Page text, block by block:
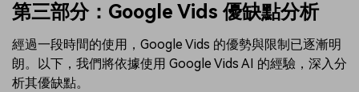
第三部分：Google Vids 優缺點分析
經過一段時間的使用，Google Vids 的優勢與限制已逐漸明
朗。以下，我們將依據使用 Google Vids AI 的經驗，深入分
析其優缺點。